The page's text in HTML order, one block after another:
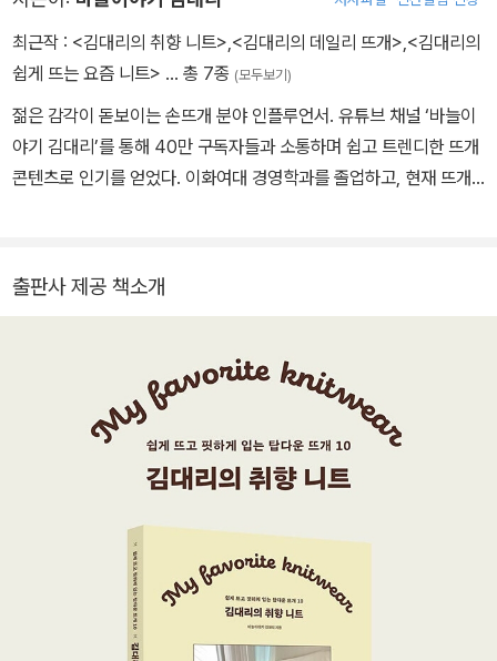
최근작 : <김대리의 취향 니트> <김대리의 데일리 뜨개> <김대리의
쉽게 뜨는 요즘 니트> … 총 7종 (모두보기)
젊은 감각이 돋보이는 손뜨개 분야 인플루언서. 유튜브 채널 ‘바늘이
야기 김대리’를 통해 40만 구독자들과 소통하며 쉽고 트렌디한 뜨개
콘텐츠로 인기를 얻었다. 이화여대 경영학과를 졸업하고, 현재 뜨개
을까?” 하는 아쉬움을 오래전부터 품어오다가, 뜨개를 업으로 삼고
고 있다. 더욱 많은 사람이 뜨개를 즐길 수 있도록, 도안이나 강의 자
료도 최대한 이해하기 쉽게 만드는 걸 철칙으로 삼는다. 지은 책으로
는 『쉽게 뜨는 탑다운 니트』 『김대리의 쉽게 뜨는 요즘 니트』 『김대리
의 데일리 뜨개』가 있다. 유튜브 | 바늘이야기 김대리 인스타그램 | @
banulstory_official 홈페이지 | banul.co.kr
출판사 제공 책소개